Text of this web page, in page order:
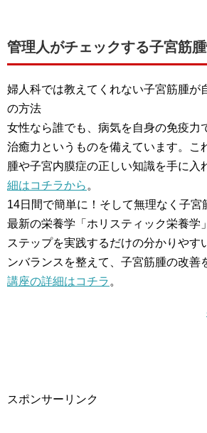
管理人がチェックする子宮筋
婦人科では教えてくれない子宮筋腫が
の方法
女性なら誰でも、病気を自身の免疫力
治癒力というものを備えています。こ
腫や子宮内膜症の正しい知識を手に入
細はコチラから 。
14日間で簡単に！そして無理なく子宮
最新の栄養学「ホリスティック栄養学
ステップを実践するだけの分かりやす
ンバランスを整えて、子宮筋腫の改善
講座の詳細はコチラ 。
スポンサーリンク